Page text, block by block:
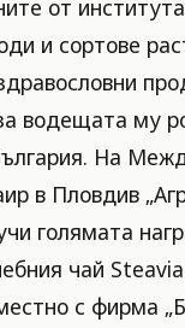
от
и сортове
водещата му
На
в Пловдив
голямата
чай
с фирма